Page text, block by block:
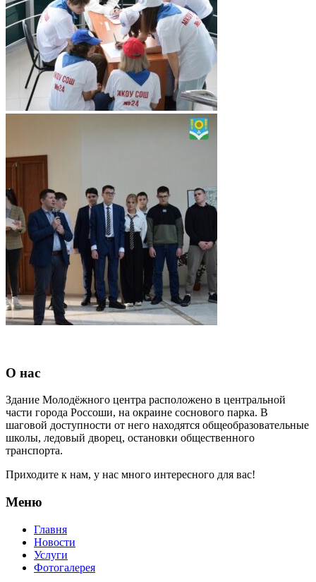
О нас
Здание Молодёжного центра расположено в центральной
части города Россоши, на окраине соснового парка. В
шаговой доступности от него находятся общеобразовательные
школы, ледовый дворец, остановки общественного
транспорта.
Приходите к нам, у нас много интересного для вас!
Меню
Главня
Новости
Услуги
Фотогалерея